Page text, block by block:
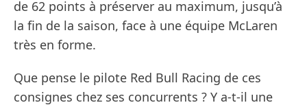
de 62 points à préserver au maximum, jusqu’à
la fin de la saison, face à une équipe McLaren
très en forme.
Que pense le pilote Red Bull Racing de ces
consignes chez ses concurrents ? Y a-t-il une